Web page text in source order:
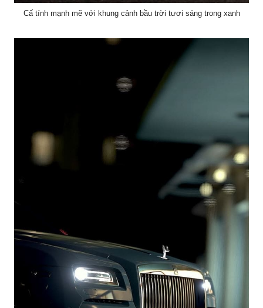
Cấ tính mạnh mẽ với khung cảnh bầu trời tươi sáng trong xanh